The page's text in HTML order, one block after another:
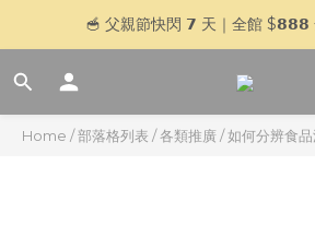
🥣 父親節快閃 𝟳 天｜全館 $𝟴𝟴𝟴
🥣 父親節快閃 𝟳 天｜全館 $𝟴𝟴𝟴
登入官網會員，贈＄𝟱𝟬
Home /部落格列表 /各類推廣/如何分辨食